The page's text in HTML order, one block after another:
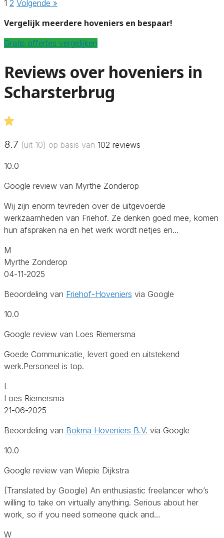
1 2 Volgende »
Vergelijk meerdere hoveniers en bespaar!
Gratis offertes vergelijken
Reviews over hoveniers in
Scharsterbrug
8.7 (uit 10) op basis van 102 reviews
10.0
Google review van Myrthe Zonderop
Wij zijn enorm tevreden over de uitgevoerde
werkzaamheden van Friehof. Ze denken goed mee, komen
hun afspraken na en het werk wordt netjes en…
M
Myrthe Zonderop
04-11-2025
Beoordeling van Friehof-Hoveniers via Google
10.0
Google review van Loes Riemersma
Goede Communicatie, levert goed en uitstekend
werk.Personeel is top.
L
Loes Riemersma
21-06-2025
Beoordeling van Bokma Hoveniers B.V. via Google
10.0
Google review van Wiepie Dijkstra
(Translated by Google) An enthusiastic freelancer who’s
willing to take on virtually anything. Serious about her
work, so if you need someone quick and…
W